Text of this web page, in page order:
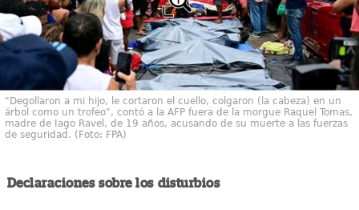
"Degollaron a mi hijo, le cortaron el cuello, colgaron (la cabeza) en un
árbol como un trofeo", contó a la AFP fuera de la morgue Raquel Tomas,
madre de Iago Ravel, de 19 años, acusando de su muerte a las fuerzas
de seguridad. (Foto: FPA)
Declaraciones sobre los disturbios